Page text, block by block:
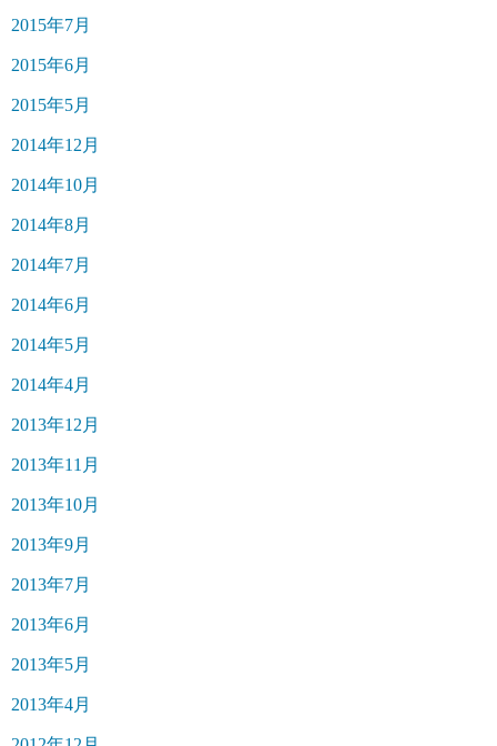
2015年7月
2015年6月
2015年5月
2014年12月
2014年10月
2014年8月
2014年7月
2014年6月
2014年5月
2014年4月
2013年12月
2013年11月
2013年10月
2013年9月
2013年7月
2013年6月
2013年5月
2013年4月